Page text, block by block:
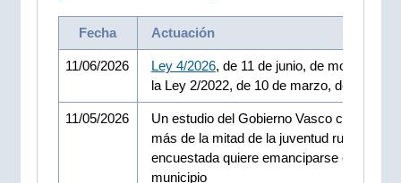
Fecha Actuación
11/06/2026 Ley 4/2026, de 11 de junio, de
la Ley 2/2022, de 10 de marzo, de
11/05/2026
Un estudio del Gobierno Vasco constata
más de la mitad de la juventud rural
encuestada quiere emanciparse en su
municipio